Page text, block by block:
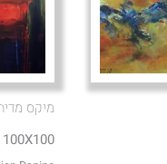
מיקס מדיה
100X100 ס"מ